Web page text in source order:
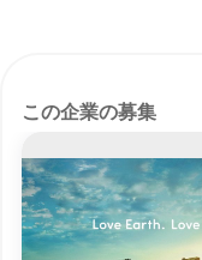
この企業の募集